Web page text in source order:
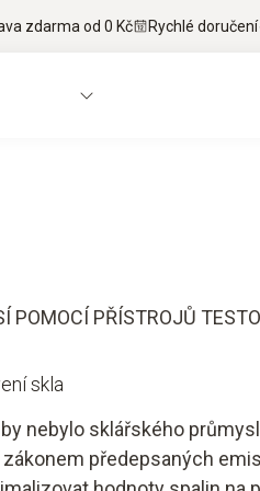
zdarma od 0 Kč Rychlé doručení
POMOCÍ PŘÍSTROJŮ
skla
nebylo sklářského
předepsaných